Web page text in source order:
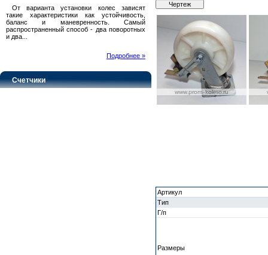
Чертеж
Артикул
Тип
Г/п
Размеры
От варианта установки колес зависят
такие характеристики как устойчивость,
баланс и маневренность. Самый
распространенный способ - два поворотных
и два...
Подробнее »
Счетчики